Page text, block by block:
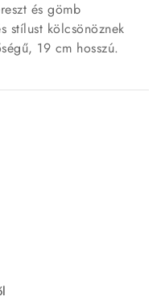
és gömb
stílust kölcsönöznek
19 cm hosszú.